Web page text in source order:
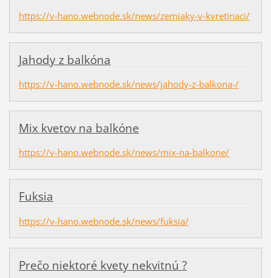
https://v-hano.webnode.sk/news/zemiaky-v-kvretinaci/
Jahody z balkóna
https://v-hano.webnode.sk/news/jahody-z-balkona-/
Mix kvetov na balkóne
https://v-hano.webnode.sk/news/mix-na-balkone/
Fuksia
https://v-hano.webnode.sk/news/fuksia/
Prečo niektoré kvety nekvitnú ?